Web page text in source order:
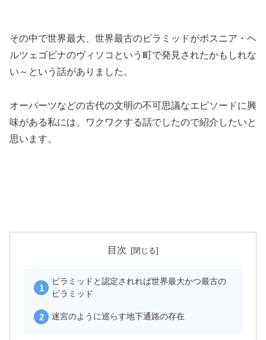
その中で世界最大、世界最古のピラミッドがボスニア・ヘ
ルツェゴビナのヴィソコという町で発見されたかもしれな
い～という話がありました。
オーパーツなどの古代の文明の不可思議なエピソードに興
味がある私には、ワクワクする話でしたので紹介したいと
思います。
目次
ピラミッドと認定されれば世界最大かつ最古の
ピラミッド
迷宮のように巡らす地下通路の存在